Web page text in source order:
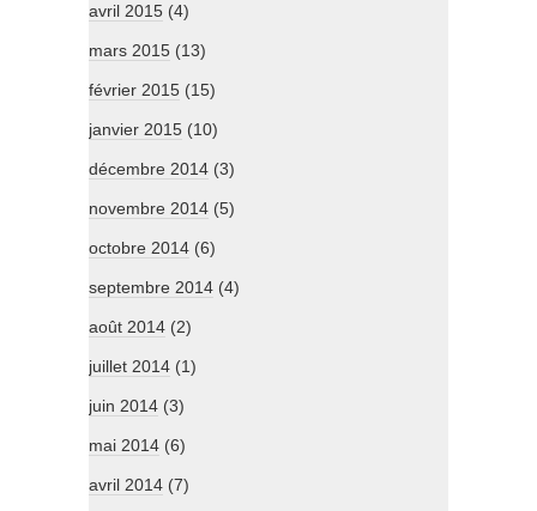
avril 2015 (4)
mars 2015 (13)
février 2015 (15)
janvier 2015 (10)
décembre 2014 (3)
novembre 2014 (5)
octobre 2014 (6)
septembre 2014 (4)
août 2014 (2)
juillet 2014 (1)
juin 2014 (3)
mai 2014 (6)
avril 2014 (7)